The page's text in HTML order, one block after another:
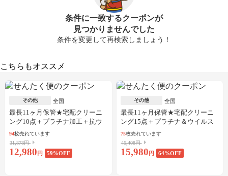
条件に一致するクーポンが
見つかりませんでした
条件を変更して再検索しましょう！
こちらもオススメ
その他 全国
最長11ヶ月保管★宅配クリーニ
ング10点＋プラチナ加工＋抗ウ
イルス加工
94枚売れています
31,878円
12,980 円 59%OFF
その他 全国
最長11ヶ月保管★宅配クリーニ
ング15点＋プラチナ＆ウイルス
加工
75枚売れています
45,408円
15,980 円 64%OFF